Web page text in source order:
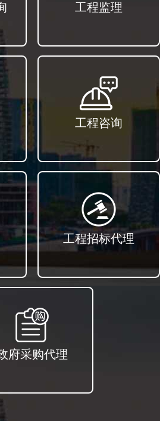
工程监理
工程咨询
工程招标代理
府采购代理